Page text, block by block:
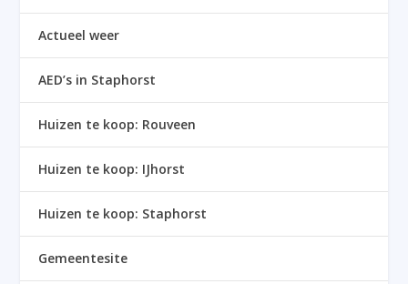
Actueel weer
AED’s in Staphorst
Huizen te koop: Rouveen
Huizen te koop: IJhorst
Huizen te koop: Staphorst
Gemeentesite